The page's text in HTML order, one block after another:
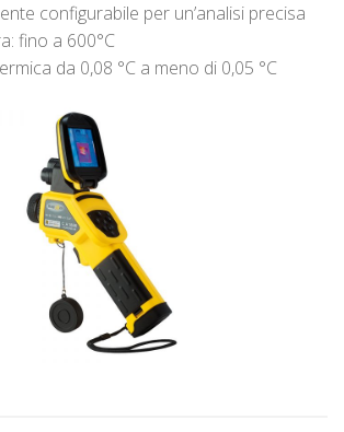
configurabile per un’analisi precisa
fino a 600°C
da 0,08 °C a meno di 0,05 °C